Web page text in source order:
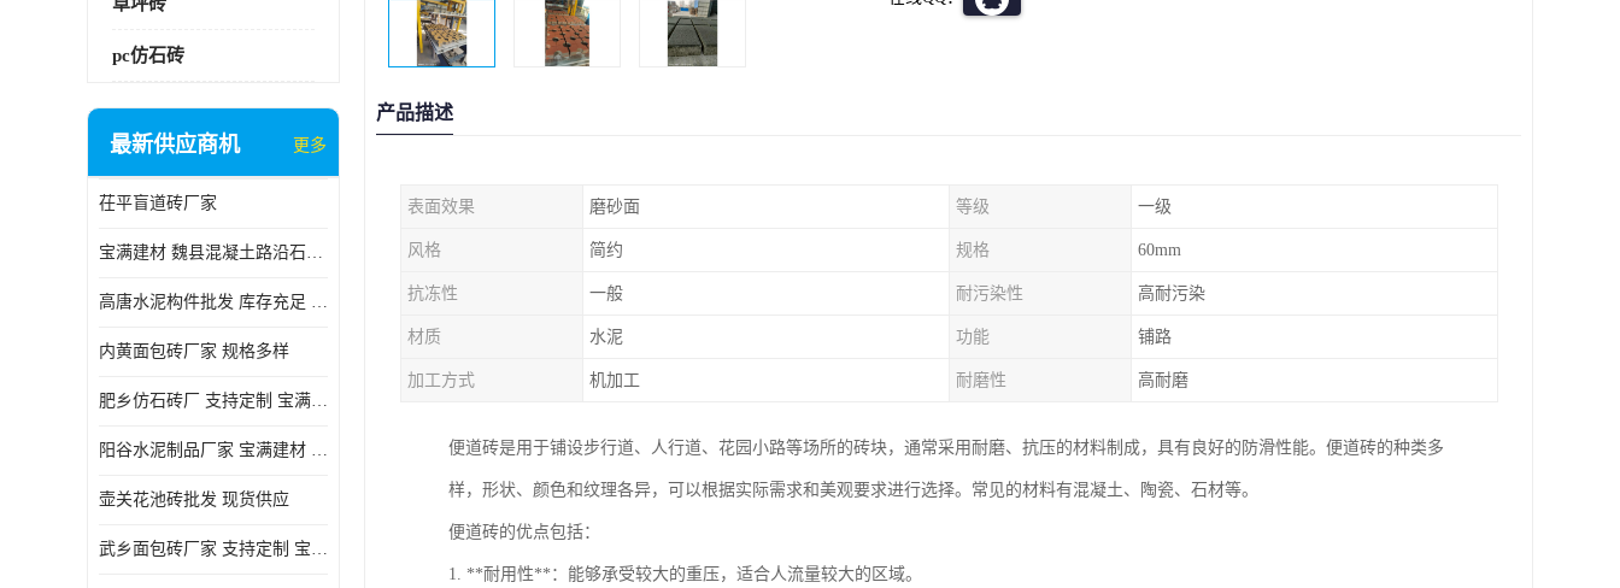
pc仿石砖
最新供应商机 更多
茌平盲道砖厂家
宝满建材 魏县混凝土路沿石批发
高唐水泥构件批发 库存充足 宝满建材
内黄面包砖厂家 规格多样
肥乡仿石砖厂 支持定制 宝满建材
‌阳谷水泥制品厂家 宝满建材 支持定制
壶关花池砖批发 现货供应
武乡面包砖厂家 支持定制 宝满建材
产品描述
表面效果 磨砂面 等级 一级
风格 简约 规格 60mm
抗冻性 一般 耐污染性 高耐污染
材质 水泥 功能 铺路
加工方式 机加工 耐磨性 高耐磨
便道砖是用于铺设步行道、人行道、花园小路等场所的砖块，通常采用耐磨、抗压的材料制成，具有良好的防滑性能。便道砖的种类多
样，形状、颜色和纹理各异，可以根据实际需求和美观要求进行选择。常见的材料有混凝土、陶瓷、石材等。
便道砖的优点包括：
1. **耐用性**：能够承受较大的重压，适合人流量较大的区域。